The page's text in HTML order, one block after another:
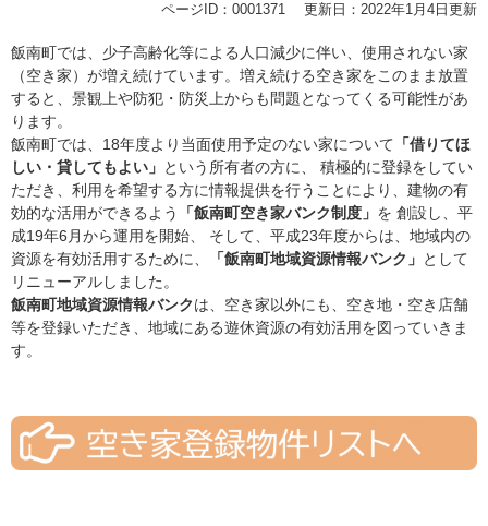
ページID：0001371 更新日：2022年1月4日更新
飯南町では、少子高齢化等による人口減少に伴い、使用されない家
（空き家）が増え続けています。増え続ける空き家をこのまま放置
すると、景観上や防犯・防災上からも問題となってくる可能性があ
ります。
飯南町では、18年度より当面使用予定のない家について 「借りてほ
しい・貸してもよい」 という所有者の方に、 積極的に登録をしてい
ただき、利用を希望する方に情報提供を行うことにより、建物の有
効的な活用ができるよう
「飯南町空き家バンク制度」 を 創設し、平
成19年6月から運用を開始、 そして、平成23年度からは、地域内の
資源を有効活用するために、
「飯南町地域資源情報バンク」 として
リニューアルしました。
飯南町地域資源情報バンクは、空き家以外にも、空き地・空き店舗
等を登録いただき、地域にある遊休資源の有効活用を図っていきま
す。